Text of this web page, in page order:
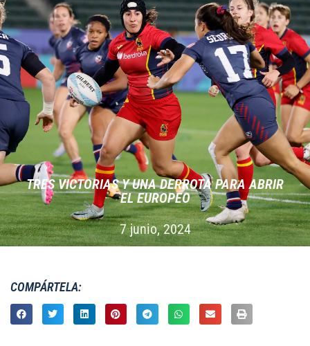
TRES VICTORIAS Y UNA DERROTA PARA ABRIR
EL EUROPEO
7 junio, 2024
COMPÁRTELA: